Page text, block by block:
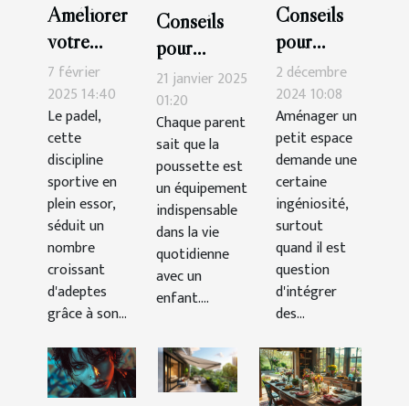
Améliorer
votre
technique
de padel :
exercices
pratiques
7 février
2025 14:40
Le padel,
cette
discipline
sportive en
plein essor,
séduit un
nombre
croissant
d'adeptes
grâce à son...
Conseils
pour
maintenir et
nettoyer
votre
poussette
efficacement
21 janvier 2025
01:20
Chaque parent
sait que la
poussette est
un équipement
indispensable
dans la vie
quotidienne
avec un
enfant....
Conseils
pour
intégrer
une
armoire
trois
portes
dans un
petit
espace
2 décembre
2024 10:08
Aménager un
petit espace
demande une
certaine
ingéniosité,
surtout
quand il est
question
d'intégrer
des...